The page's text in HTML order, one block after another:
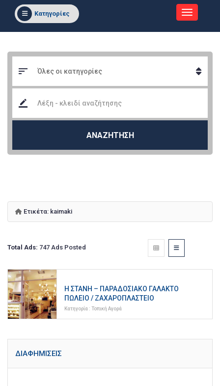
Κατηγορίες
ΑΝΑΖΗΤΗΣΗ
Ετικέτα: kaimaki
Total Ads: 747 Ads Posted
Η ΣΤΆΝΗ – ΠΑΡΑΔΟΣΙΑΚΌ ΓΑΛΑΚΤΟ
ΠΩΛΕΊΟ / ΖΑΧΑΡΟΠΛΑΣΤΕΊΟ
Κατηγορία : Τοπική Αγορά
ΔΙΑΦΗΜΊΣΕΙΣ